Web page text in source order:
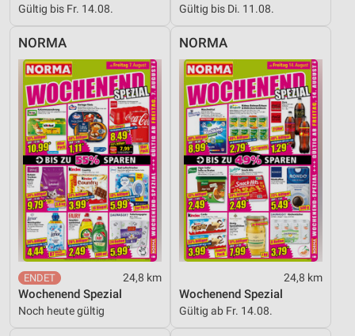
Gültig bis Fr. 14.08. Gültig bis Di. 11.08.
NORMA
24,8 km
Wochenend Spezial
Noch heute gültig
NORMA
24,8 km
Wochenend Spezial
Gültig ab Fr. 14.08.